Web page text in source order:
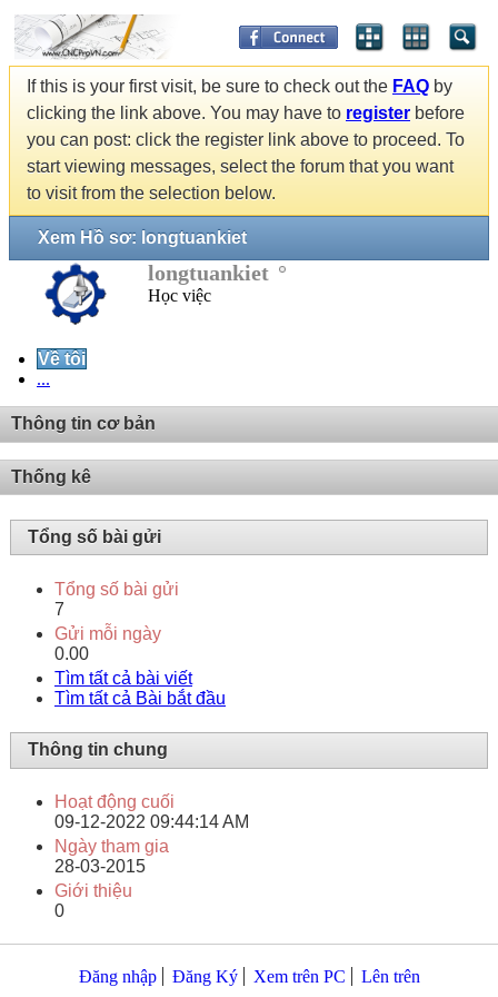
If this is your first visit, be sure to check out the FAQ by
clicking the link above. You may have to register before
you can post: click the register link above to proceed. To
start viewing messages, select the forum that you want
to visit from the selection below.
Xem Hồ sơ: longtuankiet
longtuankiet
Học việc
Về tôi
...
Thông tin cơ bản
Thống kê
Tổng số bài gửi
Tổng số bài gửi
7
Gửi mỗi ngày
0.00
Tìm tất cả bài viết
Tìm tất cả Bài bắt đầu
Thông tin chung
Hoạt động cuối
09-12-2022 09:44:14 AM
Ngày tham gia
28-03-2015
Giới thiệu
0
Đăng nhập Đăng Ký Xem trên PC Lên trên